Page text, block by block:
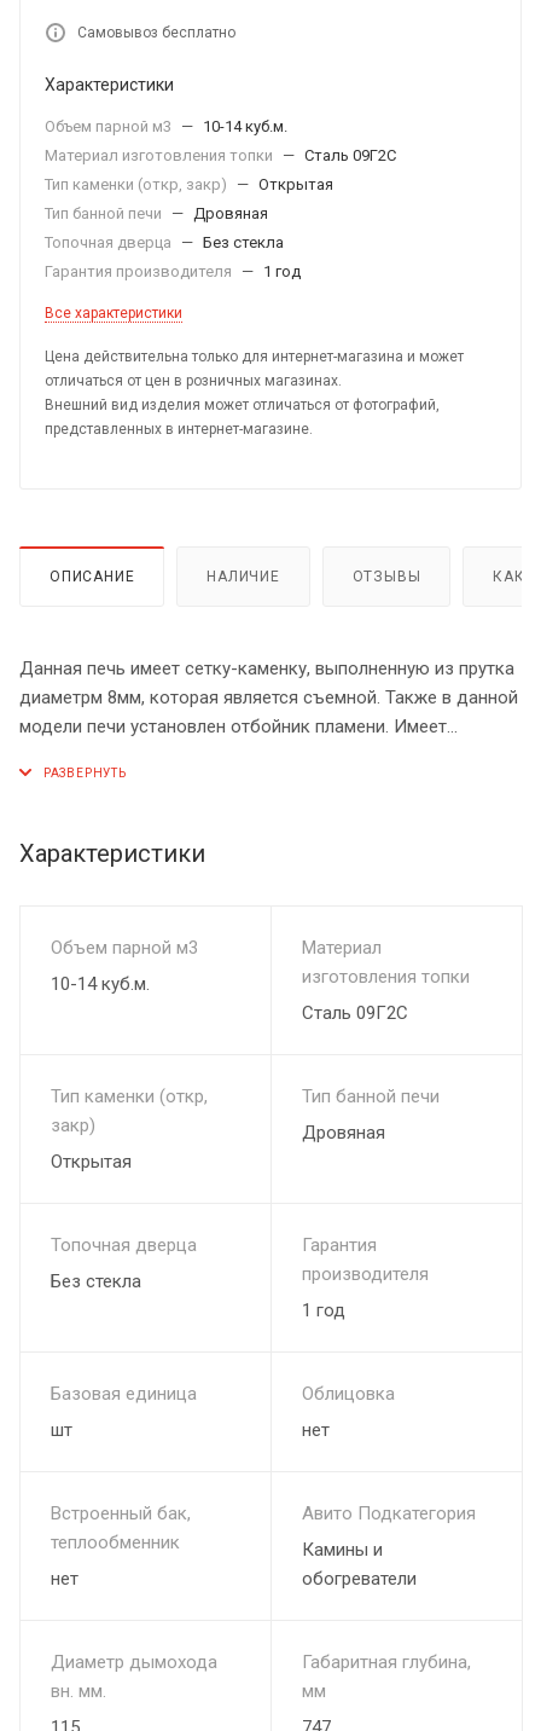
Самовывоз бесплатно
Характеристики
Объем парной м3 — 10-14 куб.м.
Материал изготовления топки
— Сталь 09Г2С
Тип каменки (откр, закр)
— Открытая
Тип банной печи
— Дровяная
Топочная дверца
— Без стекла
Гарантия производителя
— 1 год
Все характеристики
Цена действительна только для интернет-магазина и может
отличаться от цен в розничных магазинах.
Внешний вид изделия может отличаться от фотографий,
представленных в интернет-магазине.
ОПИСАНИЕ НАЛИЧИЕ ОТЗЫВЫ КАК
Данная печь имеет сетку-каменку, выполненную из прутка
диаметрм 8мм, которая является съемной. Также в данной
модели печи установлен отбойник пламени. Имеет
смежного помещения.
Характеристики
Объем парной м3
10-14 куб.м.
Материал
изготовления топки
Сталь 09Г2С
Тип каменки (откр,
закр)
Открытая
Тип банной печи
Дровяная
Топочная дверца
Без стекла
Гарантия
производителя
1 год
Базовая единица
шт
Облицовка
нет
Встроенный бак,
теплообменник
нет
Авито Подкатегория
Камины и
обогреватели
Диаметр дымохода
вн. мм.
Габаритная глубина,
мм